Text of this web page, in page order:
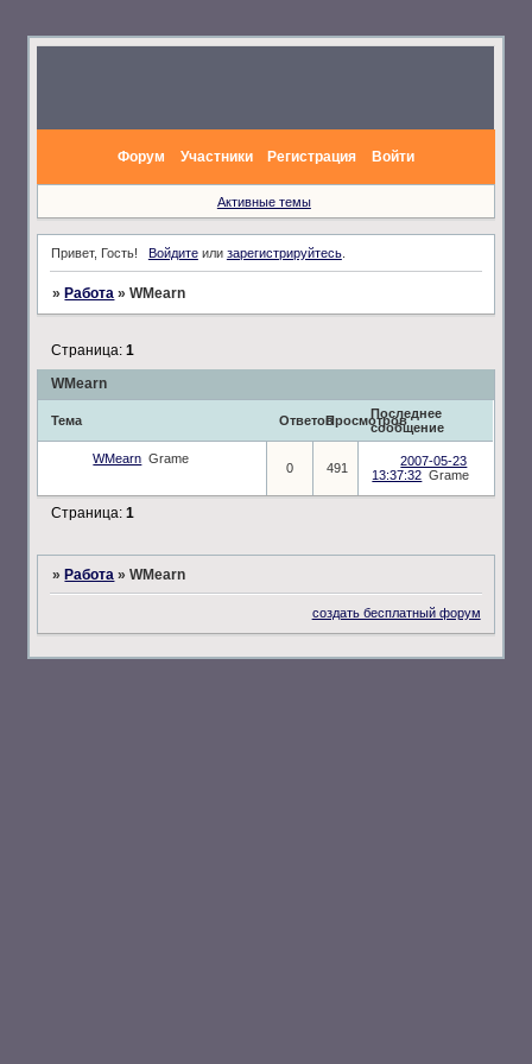
Форум Участники Регистрация Войти
Активные темы
Привет, Гость! Войдитеили зарегистрируйтесь.
» Работа »WMearn
WMearn
Страница:1
Тема ОтветовПросмотровПоследнее
сообщение
WMearn Grame
0 491
2007-05-23
13:37:32 Grame
Страница:1
» Работа »WMearn
создать бесплатный форум